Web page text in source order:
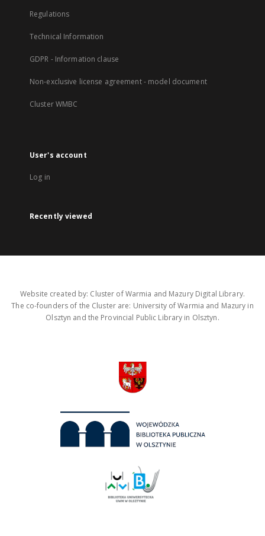
Regulations
Technical Information
GDPR - Information clause
Non-exclusive license agreement - model document
Cluster WMBC
User's account
Log in
Recently viewed
Website created by: Cluster of Warmia and Mazury Digital Library.
The co-founders of the Cluster are: University of Warmia and Mazury in
Olsztyn and the Provincial Public Library in Olsztyn.